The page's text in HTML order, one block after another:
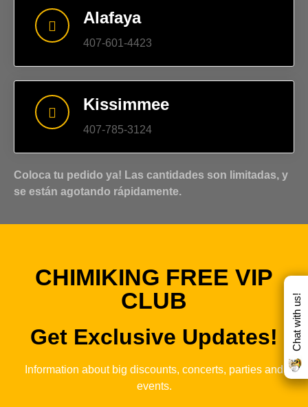
Alafaya
407-601-4423
Kissimmee
407-785-3124
Coloca tu pedido ya! Las cantidades son limitadas, y
se están agotando rápidamente.
CHIMIKING FREE VIP
CLUB
Get Exclusive Updates!
Information about big discounts, concerts, parties and
events.
Chat with us!